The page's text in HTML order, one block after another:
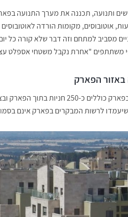
אוטובוסים, מקומות הורדה
מסביב למתחם וזה דבר שלא קורה כל
משתתפים "אחרת נקבל משטחי אספלט
הסדרי התנועה הקבועים בפארק
לרשות המבקרים בפארק אינם בסמוך